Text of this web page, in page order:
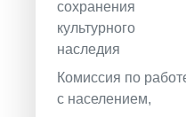
сохранения
культурного
наследия
Комиссия по
с населением,